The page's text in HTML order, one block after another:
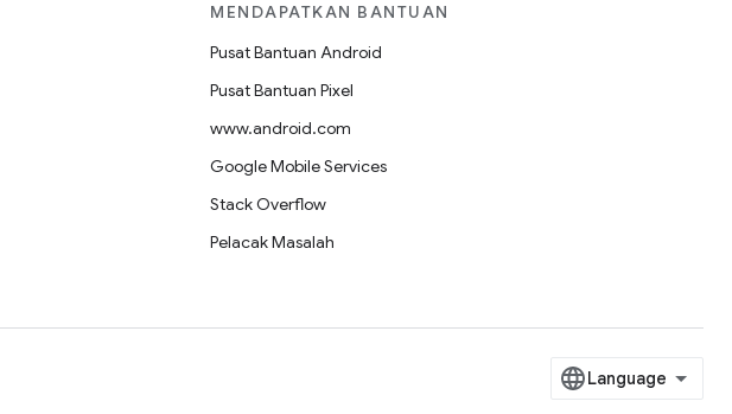
MENDAPATKAN BANTUAN
Pusat Bantuan Android
Pusat Bantuan Pixel
www.android.com
Google Mobile Services
Stack Overflow
Pelacak Masalah